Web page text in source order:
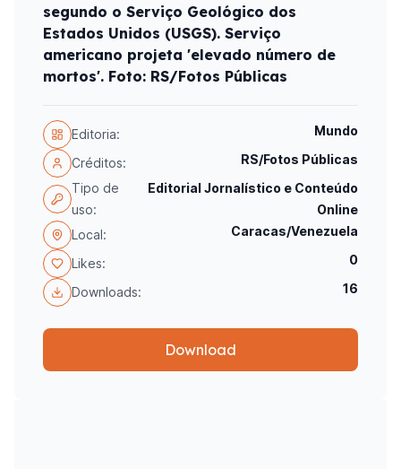
segundo o Serviço Geológico dos
Estados Unidos (USGS). Serviço
americano projeta 'elevado número de
mortos'. Foto: RS/Fotos Públicas
Editoria: Mundo
Créditos:
RS/Fotos Públicas
Tipo de
uso:
Editorial Jornalístico e Conteúdo
Online
Local:
Caracas/Venezuela
Likes: 0
Downloads: 16
Download